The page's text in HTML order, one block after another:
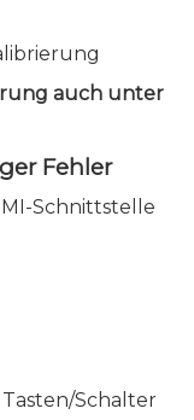
auch unter
Fehler
Schnittstelle
Schalter